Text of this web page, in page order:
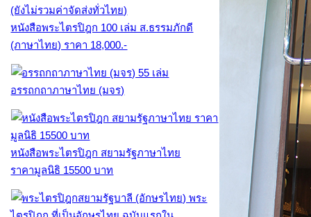
หนังสือพระไตรปิฎก 100 เล่ม ส.ธรรมภักดี
(ภาษาไทย) ราคา 18,000.-
อรรถกถาภาษาไทย (มจร)
หนังสือพระไตรปิฎก สยามรัฐภาษาไทย
ราคามูลนิธิ 15500 บาท